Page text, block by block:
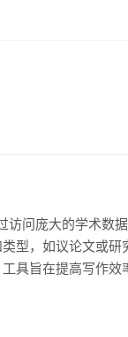
访问庞大的学术数
型，如议论文或研
具旨在提高写作